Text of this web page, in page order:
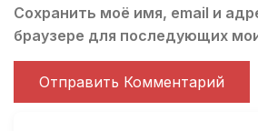
Сохранить моё имя, email и
браузере для последующих